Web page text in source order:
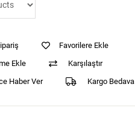
Favorilere Ekle
Ekle
Karşılaştır
Haber Ver
Kargo Bedava